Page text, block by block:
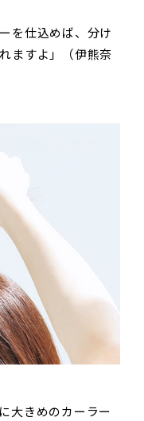
を仕込めば、分け
ますよ」（伊熊奈
大きめのカーラー